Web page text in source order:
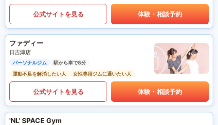
公式サイトを見る 体験・相談予約
ファディー
日吉津店
パーソナルジム
駅から車で8分
運動不足を解消したい人
女性専用ジムに通いたい人
公式サイトを見る 体験・相談予約
'NL' SPACE Gym